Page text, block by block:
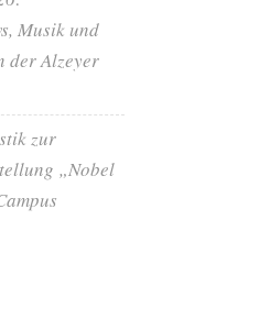
Musik und
der Alzeyer
zur
„Nobel